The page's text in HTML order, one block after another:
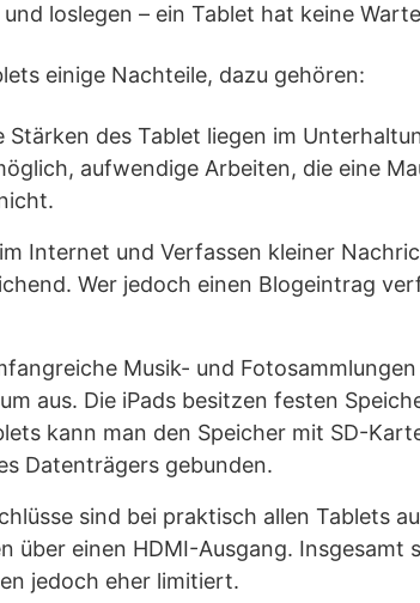
loslegen – ein Tablet hat keine
einige Nachteile, dazu gehören:
Stärken des Tablet liegen im
aufwendige Arbeiten, die eine
Internet und Verfassen kleiner
Wer jedoch einen Blogeintrag
Musik- und
aus. Die iPads besitzen festen
kann man den Speicher mit SD-
Datenträgers gebunden.
sind bei praktisch allen Tablets
über einen HDMI-Ausgang. Insgesamt
jedoch eher limitiert.